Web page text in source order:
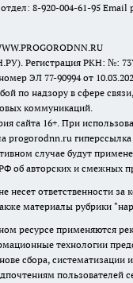
8-920-004-61-95 Email
Регистрация РКН: №:
ЭЛ 77-90994 от
по надзору в сфере
коммуникаций.
сайта 16+. При
progorodnn.ru гиперссылка
случае будут
об авторских и смежных
несет ответственности за
материалы рубрики
ресурсе применяются
технологии
сбора, систематизации
пользователей